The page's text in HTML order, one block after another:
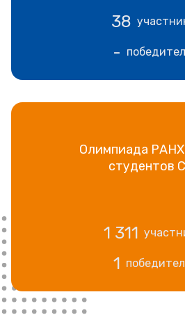
38
-
Олимпиада
студентов
1 311
1